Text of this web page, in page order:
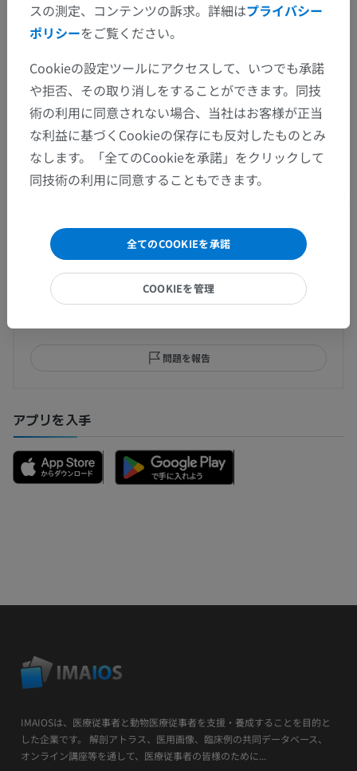
系統解剖> 生殖器系> 女性生殖器>
女性の内生殖器> 腟> 処女膜
下位構造： この解剖学的部位には下位構造がありま
せん
翻訳
間違いを発見しましたか？
修正や翻訳、内容の改善の提案がありましたらどう
問題を報告
アプリを入手
IMAIOSは、医療従事者と動物医療従事者を支援・養成することを目的と
した企業です。 解剖アトラス、医用画像、臨床例の共同データベース、
オンライン講座等を通して、医療従事者の皆様のために...
スの測定、コンテンツの訴求。詳細はプライバシー
ポリシーをご覧ください。
Cookieの設定ツールにアクセスして、いつでも承諾
や拒否、その取り消しをすることができます。同技
術の利用に同意されない場合、当社はお客様が正当
な利益に基づくCookieの保存にも反対したものとみ
なします。「全てのCookieを承諾」をクリックして
同技術の利用に同意することもできます。
全てのCOOKIEを承諾
COOKIEを管理